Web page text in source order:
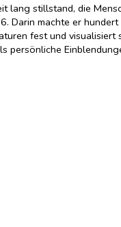
stillstand, die
Darin machte er
fest und
persönliche